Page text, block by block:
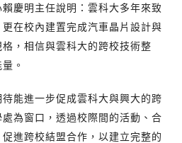
慶明主任說明：雲科大多年來致
在校內建置完成汽車晶片設計與
，相信與雲科大的跨校技術整
。
能進一步促成雲科大與興大的跨
為窗口，透過校際間的活動、合
進跨校結盟合作，以建立完整的